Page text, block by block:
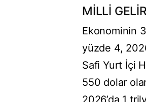
MİLLİ
Ekonominin
yüzde 4,
Safi Yurt İçi
550 dolar
2026’da 1